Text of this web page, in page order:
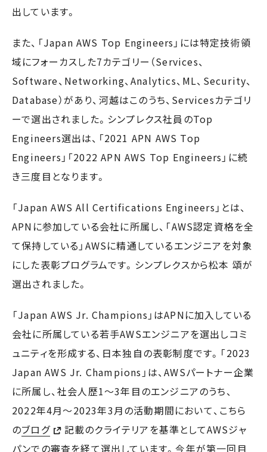
出しています。
また、「Japan AWS Top Engineers」には特定技術領
域にフォーカスした7カテゴリー（Services、
Software、Networking、Analytics、ML、Security、
Database）があり、河越はこのうち、Servicesカテゴリ
ーで選出されました。シンプレクス社員のTop
Engineers選出は、「2021 APN AWS Top
Engineers」「2022 APN AWS Top Engineers」に続
き三度目となります。
「Japan AWS All Certifications Engineers」とは、
APNに参加している会社に所属し、「AWS認定資格を全
て保持している」AWSに精通しているエンジニアを対象
にした表彰プログラムです。シンプレクスから松本 頌が
選出されました。
「Japan AWS Jr. Champions」はAPNに加入している
会社に所属している若手AWSエンジニアを選出しコミ
ュニティを形成する、日本独自の表彰制度です。「2023
Japan AWS Jr. Champions」は、AWSパートナー企業
に所属し、社会人歴1～3年目のエンジニアのうち、
2022年4月～2023年3月の活動期間において、こちら
のブログ
記載のクライテリアを基準としてAWSジャ
パンでの審査を経て選出しています。今年が第一回目